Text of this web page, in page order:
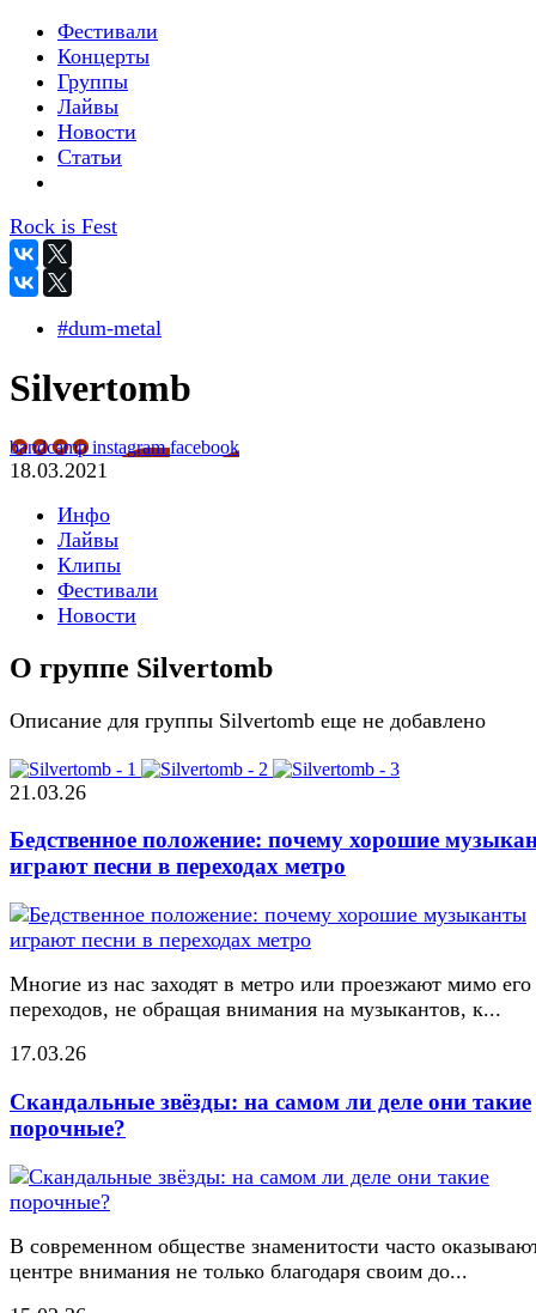
Фестивали
Концерты
Группы
Лайвы
Новости
Статьи
Rock is Fest
#dum-metal
Silvertomb
bandcampinstagramfacebook
18.03.2021
Инфо
Лайвы
Клипы
Фестивали
Новости
О группе Silvertomb
Описание для группы Silvertomb еще не добавлено
21.03.26
Бедственное положение: почему хорошие
играют песни в переходах метро
Многие из нас заходят в метро или проезжают мимо его
переходов, не обращая внимания на музыкантов, к...
17.03.26
Скандальные звёзды: на самом ли деле они такие
порочные?
В современном обществе знаменитости часто
центре внимания не только благодаря своим до...